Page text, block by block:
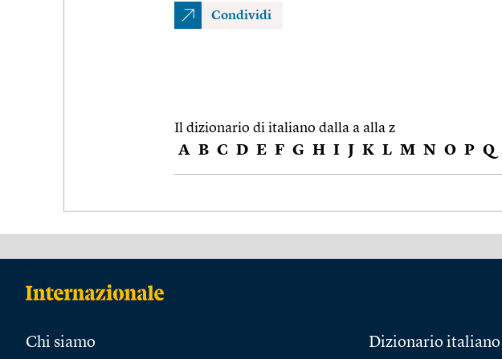
Condividi
Il dizionario di italiano dalla a alla z
A B C D E F G H I J K L M N O P Q
Chi siamo Dizionario italiano